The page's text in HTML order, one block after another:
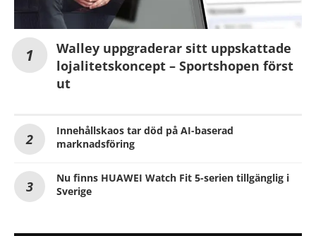
Walley uppgraderar sitt uppskattade
lojalitetskoncept – Sportshopen först
ut
Innehållskaos tar död på AI-baserad
marknadsföring
Nu finns HUAWEI Watch Fit 5-serien tillgänglig i
Sverige